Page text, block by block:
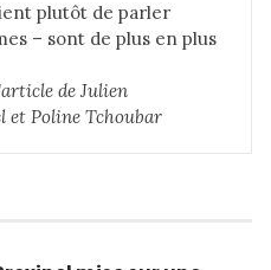
plutôt de parler
– sont de plus en plus
de Julien
et Poline Tchoubar